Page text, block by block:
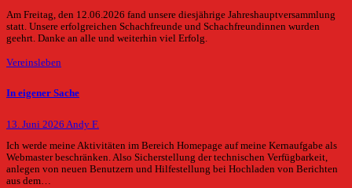
Am Freitag, den 12.06.2026 fand unsere diesjährige Jahreshauptversammlung
statt. Unsere erfolgreichen Schachfreunde und Schachfreundinnen wurden
geehrt. Danke an alle und weiterhin viel Erfolg.
Vereinsleben
In eigener Sache
13. Juni 2026 Andy F.
Ich werde meine Aktivitäten im Bereich Homepage auf meine Kernaufgabe als
Webmaster beschränken. Also Sicherstellung der technischen Verfügbarkeit,
anlegen von neuen Benutzern und Hilfestellung bei Hochladen von Berichten
aus dem…